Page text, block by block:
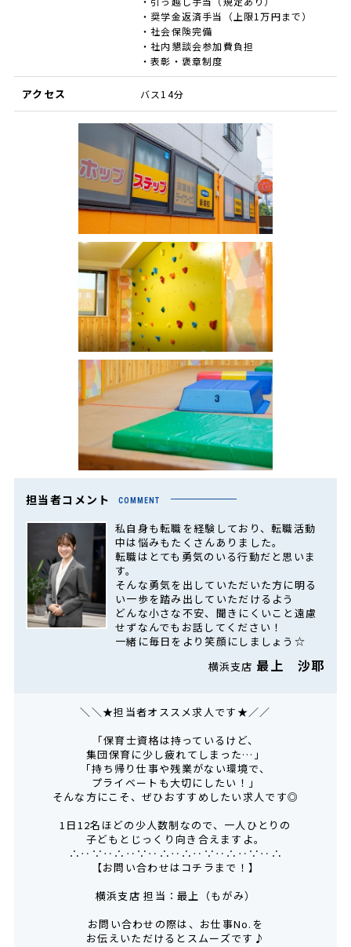
・奨学金返済手当（上限1万円まで）
・社会保険完備
・社内懇談会参加費負担
・表彰・褒章制度
アクセス バス14分
担当者コメント COMMENT
私自身も転職を経験しており、転職活動
中は悩みもたくさんありました。
転職はとても勇気のいる行動だと思いま
す。
そんな勇気を出していただいた方に明る
い一歩を踏み出していただけるよう
どんな小さな不安、聞きにくいこと遠慮
せずなんでもお話してください！
一緒に毎日をより笑顔にしましょう☆
横浜支店 最上 沙耶
＼＼★担当者オススメ求人です★／／
「保育士資格は持っているけど、
集団保育に少し疲れてしまった…」
「持ち帰り仕事や残業がない環境で、
プライベートも大切にしたい！」
そんな方にこそ、ぜひおすすめしたい求人です◎
1日12名ほどの少人数制なので、一人ひとりの
子どもとじっくり向き合えますよ。
∴‥∵‥∴‥∵‥∴‥∴‥∵‥∴‥∵‥∴
【お問い合わせはコチラまで！】
横浜支店 担当：最上（もがみ）
お問い合わせの際は、お仕事No.を
お伝えいただけるとスムーズです♪